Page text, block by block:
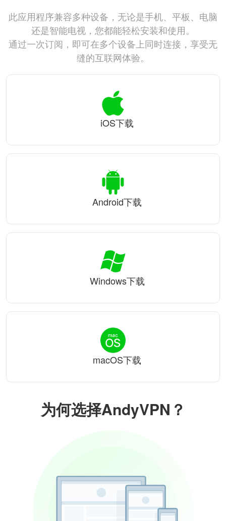
为何选择AndyVPN？
此应用程序兼容多种设备，无论是手机、平板、电脑
还是智能电视，您都能轻松安装和使用。
通过一次订阅，即可在多个设备上同时连接，享受无
缝的互联网体验。
iOS下载
Android下载
Windows下载
macOS下载